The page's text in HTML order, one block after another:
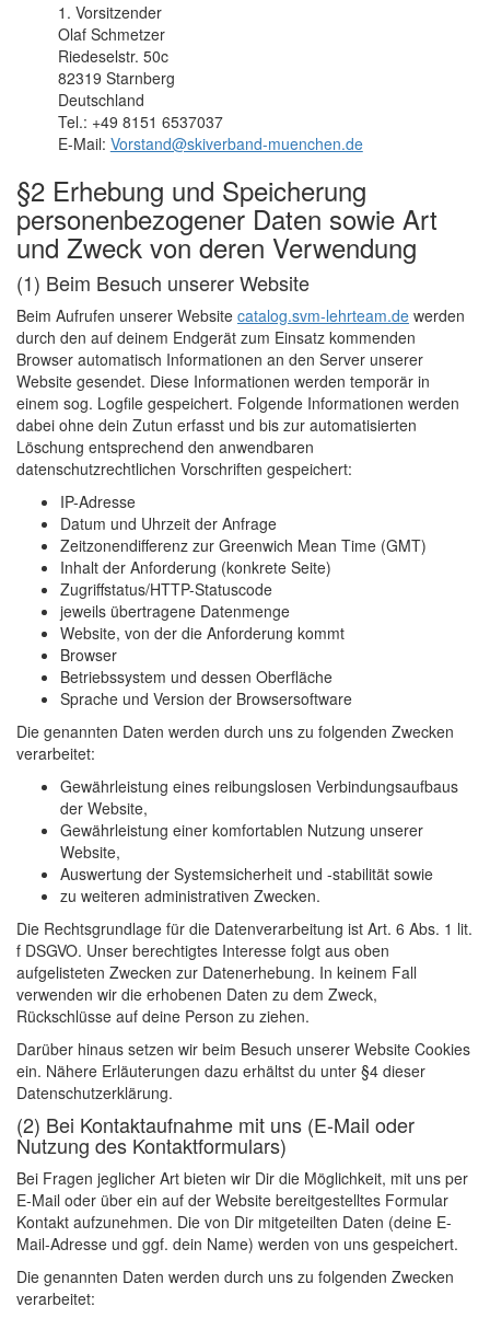
1. Vorsitzender
Olaf Schmetzer
Riedeselstr. 50c
82319 Starnberg
Deutschland
Tel.: +49 8151 6537037
E-Mail: Vorstand@skiverband-muenchen.de
§2 Erhebung und Speicherung
personenbezogener Daten sowie Art
und Zweck von deren Verwendung
(1) Beim Besuch unserer Website
Beim Aufrufen unserer Website catalog.svm-lehrteam.de werden
durch den auf deinem Endgerät zum Einsatz kommenden
Browser automatisch Informationen an den Server unserer
Website gesendet. Diese Informationen werden temporär in
einem sog. Logfile gespeichert. Folgende Informationen werden
dabei ohne dein Zutun erfasst und bis zur automatisierten
Löschung entsprechend den anwendbaren
datenschutzrechtlichen Vorschriften gespeichert:
IP-Adresse
Datum und Uhrzeit der Anfrage
Zeitzonendifferenz zur Greenwich Mean Time (GMT)
Inhalt der Anforderung (konkrete Seite)
Zugriffstatus/HTTP-Statuscode
jeweils übertragene Datenmenge
Website, von der die Anforderung kommt
Browser
Betriebssystem und dessen Oberfläche
Sprache und Version der Browsersoftware
Die genannten Daten werden durch uns zu folgenden Zwecken
verarbeitet:
Gewährleistung eines reibungslosen Verbindungsaufbaus
der Website,
Gewährleistung einer komfortablen Nutzung unserer
Website,
Auswertung der Systemsicherheit und -stabilität sowie
zu weiteren administrativen Zwecken.
Die Rechtsgrundlage für die Datenverarbeitung ist Art. 6 Abs. 1 lit.
f DSGVO. Unser berechtigtes Interesse folgt aus oben
aufgelisteten Zwecken zur Datenerhebung. In keinem Fall
verwenden wir die erhobenen Daten zu dem Zweck,
Rückschlüsse auf deine Person zu ziehen.
Darüber hinaus setzen wir beim Besuch unserer Website Cookies
ein. Nähere Erläuterungen dazu erhältst du unter §4 dieser
Datenschutzerklärung.
(2) Bei Kontaktaufnahme mit uns (E-Mail oder
Nutzung des Kontaktformulars)
Bei Fragen jeglicher Art bieten wir Dir die Möglichkeit, mit uns per
E-Mail oder über ein auf der Website bereitgestelltes Formular
Kontakt aufzunehmen. Die von Dir mitgeteilten Daten (deine E-
Mail-Adresse und ggf. dein Name) werden von uns gespeichert.
Die genannten Daten werden durch uns zu folgenden Zwecken
verarbeitet: